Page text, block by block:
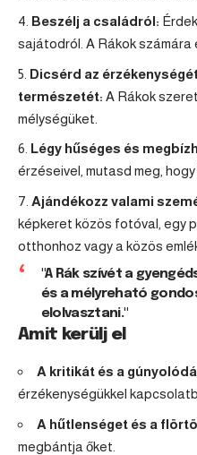
Beszélj a családról:
sajátodról. A Rákok számára
Dicsérd az
természetét: A Rákok
mélységüket.
Légy hűséges és
érzéseivel, mutasd meg,
Ajándékozz valami
képkeret közös fotóval, egy
otthonhoz vagy a közös
"A Rák szívét a
és a mélyreható
elolvasztani."
Amit kerülj el
A kritikát és a
érzékenységükkel
A hűtlenséget és a
megbántja őket.